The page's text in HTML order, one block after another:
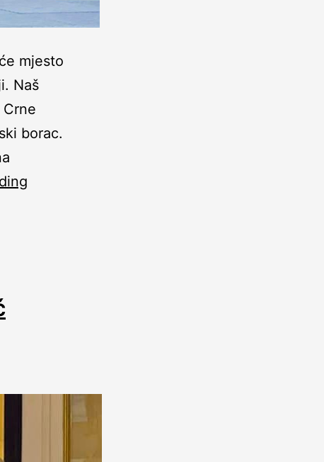
mjesto
Naš
borac.